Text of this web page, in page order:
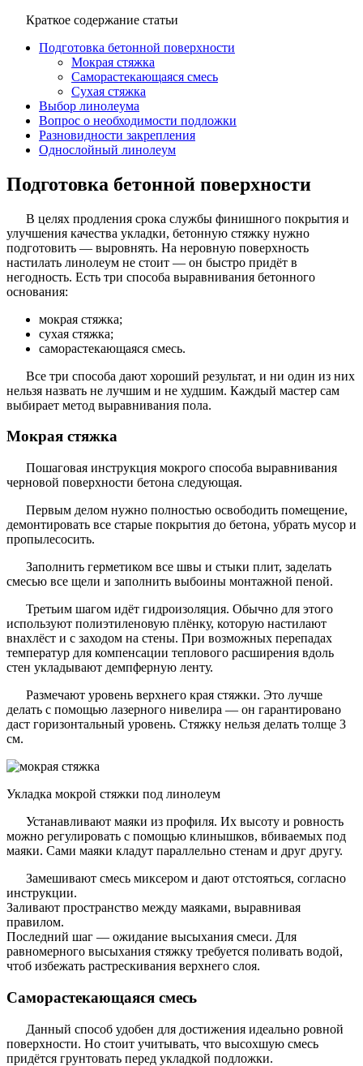
Краткое содержание статьи
Подготовка бетонной поверхности
Мокрая стяжка
Саморастекающаяся смесь
Сухая стяжка
Выбор линолеума
Вопрос о необходимости подложки
Разновидности закрепления
Однослойный линолеум
Подготовка бетонной поверхности
В целях продления срока службы финишного покрытия и
улучшения качества укладки, бетонную стяжку нужно
подготовить — выровнять. На неровную поверхность
настилать линолеум не стоит — он быстро придёт в
негодность. Есть три способа выравнивания бетонного
основания:
мокрая стяжка;
сухая стяжка;
саморастекающаяся смесь.
Все три способа дают хороший результат, и ни один из них
нельзя назвать не лучшим и не худшим. Каждый мастер сам
выбирает метод выравнивания пола.
Мокрая стяжка
Пошаговая инструкция мокрого способа выравнивания
черновой поверхности бетона следующая.
Первым делом нужно полностью освободить помещение,
демонтировать все старые покрытия до бетона, убрать мусор и
пропылесосить.
Заполнить герметиком все швы и стыки плит, заделать
смесью все щели и заполнить выбоины монтажной пеной.
Третьим шагом идёт гидроизоляция. Обычно для этого
используют полиэтиленовую плёнку, которую настилают
внахлёст и с заходом на стены. При возможных перепадах
температур для компенсации теплового расширения вдоль
стен укладывают демпферную ленту.
Размечают уровень верхнего края стяжки. Это лучше
делать с помощью лазерного нивелира — он гарантировано
даст горизонтальный уровень. Стяжку нельзя делать толще 3
см.
Укладка мокрой стяжки под линолеум
Устанавливают маяки из профиля. Их высоту и ровность
можно регулировать с помощью клинышков, вбиваемых под
маяки. Сами маяки кладут параллельно стенам и друг другу.
Замешивают смесь миксером и дают отстояться, согласно
инструкции.
Заливают пространство между маяками, выравнивая
правилом.
Последний шаг — ожидание высыхания смеси. Для
равномерного высыхания стяжку требуется поливать водой,
чтоб избежать растрескивания верхнего слоя.
Саморастекающаяся смесь
Данный способ удобен для достижения идеально ровной
поверхности. Но стоит учитывать, что высохшую смесь
придётся грунтовать перед укладкой подложки.